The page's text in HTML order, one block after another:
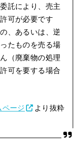
託により、売主
可が必要です
、あるいは、逆
たものを売る場
（廃棄物の処理
可を要する場合
ページ より抜粋